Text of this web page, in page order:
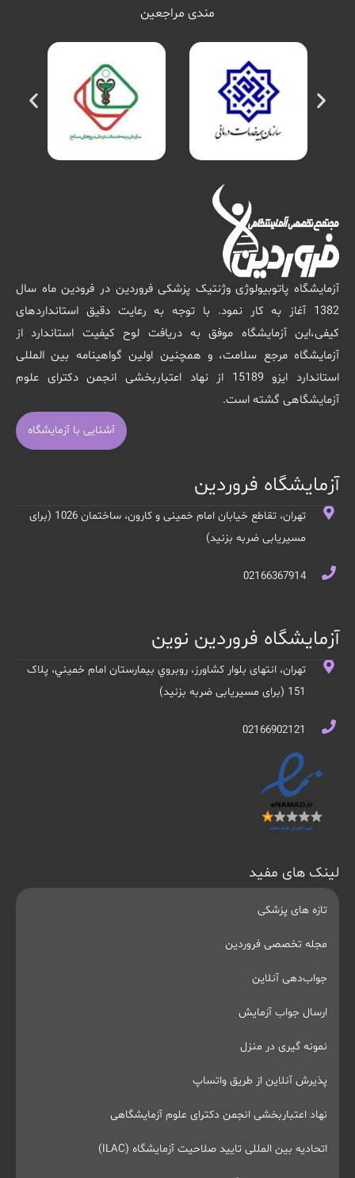
مندی مراجعین
آزمایشگاه پاتوبیولوژی وژنتیک پزشکی فروردین در فرودین ماه سال
1382 آغاز به کار نمود. با توجه به رعایت دقیق استانداردهای
کیفی،این آزمایشگاه موفق به دریافت لوح کیفیت استاندارد از
آزمایشگاه مرجع سلامت، و همچنین اولین گواهینامه بین المللی
استاندارد ایزو 15189 از نهاد اعتباربخشی انجمن دکترای علوم
آزمایشگاهی گشته است.
آشنایی با آزمایشگاه
آزمایشگاه فروردین
تهران، تقاطع خیابان امام خمینی و کارون، ساختمان 1026 (برای
مسیریابی ضربه بزنید)
02166367914
آزمایشگاه فروردین نوین
تهران، انتهای بلوار کشاورز، روبروي بيمارستان امام خميني، پلاک
151 (برای مسیریابی ضربه بزنید)
02166902121
لینک های مفید
تازه های پزشکی
مجله تخصصی فروردین
جواب‌دهی آنلاین
ارسال جواب آزمایش
نمونه گیری در منزل
پذیرش آنلاین از طریق واتساپ
نهاد اعتباربخشی انجمن دکترای علوم آزمایشگاهی
اتحادیه بین المللی تایید صلاحیت آزمایشگاه (ILAC)